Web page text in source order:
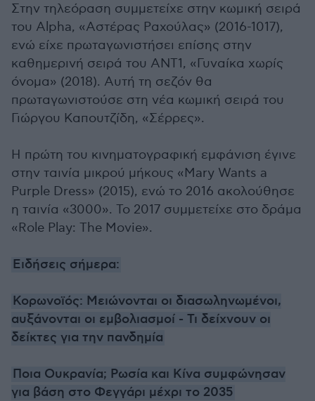
Στην τηλεόραση συμμετείχε στην κωμική σειρά
του Alpha, «Αστέρας Ραχούλας» (2016-1017),
ενώ είχε πρωταγωνιστήσει επίσης στην
καθημερινή σειρά του ANT1, «Γυναίκα χωρίς
όνομα» (2018). Αυτή τη σεζόν θα
πρωταγωνιστούσε στη νέα κωμική σειρά του
Γιώργου Καπουτζίδη, «Σέρρες».
Η πρώτη του κινηματογραφική εμφάνιση έγινε
στην ταινία μικρού μήκους «Mary Wants a
Purple Dress» (2015), ενώ το 2016 ακολούθησε
η ταινία «3000». Το 2017 συμμετείχε στο δράμα
«Role Play: The Movie».
Ειδήσεις σήμερα:
Κορωνοϊός: Μειώνονται οι διασωληνωμένοι,
αυξάνονται οι εμβολιασμοί - Τι δείχνουν οι
δείκτες για την πανδημία
Ποια Ουκρανία; Ρωσία και Κίνα συμφώνησαν
για βάση στο Φεγγάρι μέχρι το 2035